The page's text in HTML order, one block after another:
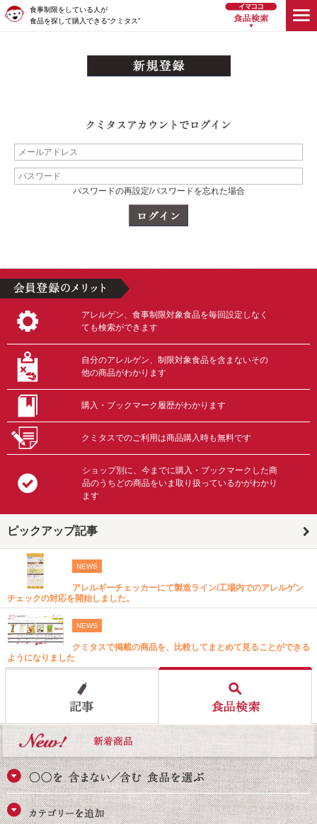
食事制限をしている人が
食品を探して購入できる“クミタス”
パスワードの再設定/パスワードを忘れた場合
アレルゲン、食事制限対象食品を毎回設定しなく
ても検索ができます
自分のアレルゲン、制限対象食品を含まないその
他の商品がわかります
購入・ブックマーク履歴がわかります
クミタスでのご利用は商品購入時も無料です
ショップ別に、今までに購入・ブックマークした商
品のうちどの商品をいま取り扱っているかがわかり
ます
ピックアップ記事
NEWS
アレルギーチェッカーにて製造ライン/工場内でのアレルゲン
チェックの対応を開始しました。
NEWS
クミタスで掲載の商品を、比較してまとめて見ることができる
ようになりました